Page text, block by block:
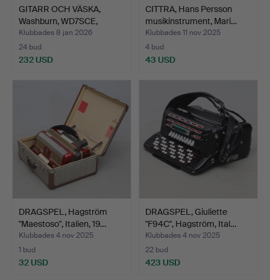
GITARR OCH VÄSKA,
Washburn, WD7SCE,
Harves…
Klubbades 8 jan 2026
24 bud
232 USD
CITTRA, Hans Persson
musikinstrument, Mari…
Klubbades 11 nov 2025
4 bud
43 USD
DRAGSPEL, Hagström
"Maestoso", Italien, 19…
Klubbades 4 nov 2025
1 bud
32 USD
DRAGSPEL, Giuliette
"F94C", Hagström, Ital…
Klubbades 4 nov 2025
22 bud
423 USD